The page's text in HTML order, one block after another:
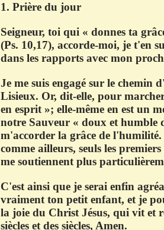
1. Prière du jour
Seigneur, toi qui « donnes ta
(Ps. 10,17), accorde-moi, je t'en
dans les rapports avec mon
Je me suis engagé sur le chemin
Lisieux. Or, dit-elle, pour
en esprit »; elle-même en est un
notre Sauveur « doux et humble
m'accorder la grâce de l'humilité.
comme ailleurs, seuls les
me soutiennent plus
C'est ainsi que je serai enfin
vraiment ton petit enfant, et je
la joie du Christ Jésus, qui vit et
siècles et des siècles, Amen.